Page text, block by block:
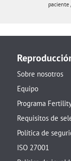
paciente
Sobre nosotros
Equipo
Programa
Requisitos de
Política de
ISO 27001